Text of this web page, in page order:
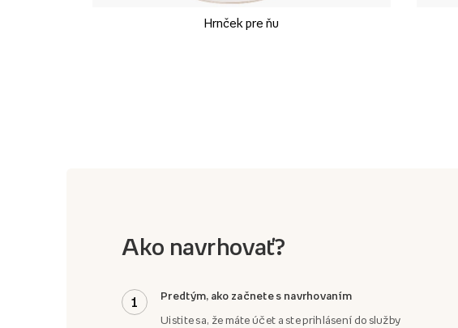
Hrnček pre ňu
Ako navrhovať?
1 Predtým, ako začnete s navrhovaním
Uistite sa, že máte účet a ste prihlásení do služby